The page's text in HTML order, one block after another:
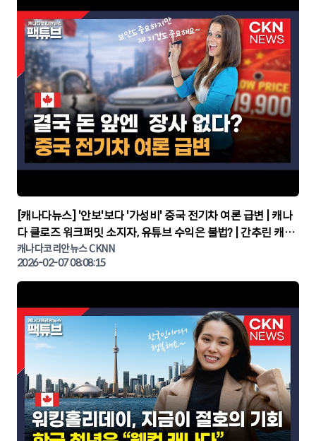
▶
[캐나다뉴스] '안보'보다 '가성비' 중국 전기차 여론 급변 | 캐나
다 클로즈 워크퍼밋 소지자, 유튜브 수익은 불법? | 간추린 캐나
다뉴스 | CKNNEWS, 캐나다코리안뉴스
캐나다코리안뉴스 CKNN
2026-02-07 08:08:15